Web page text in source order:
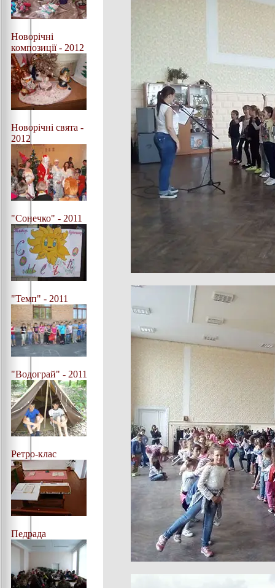
Новорічні
композиції - 2012
Новорічні свята -
2012
"Сонечко" - 2011
"Темп" - 2011
"Водограй" - 2011
Ретро-клас
Педрада